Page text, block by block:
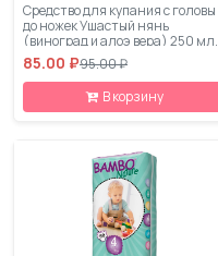
Средство для купания с головы
до ножек Ушастый нянь
(виноград и алоэ вера) 250 мл.
85.00 ₽95.00 ₽
В корзину